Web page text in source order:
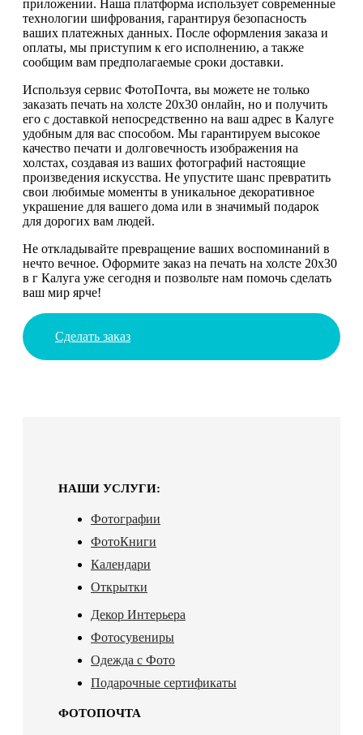
приложении. Наша платформа использует современные
технологии шифрования, гарантируя безопасность
ваших платежных данных. После оформления заказа и
оплаты, мы приступим к его исполнению, а также
сообщим вам предполагаемые сроки доставки.
Используя сервис ФотоПочта, вы можете не только
заказать печать на холсте 20х30 онлайн, но и получить
его с доставкой непосредственно на ваш адрес в Калуге
удобным для вас способом. Мы гарантируем высокое
качество печати и долговечность изображения на
холстах, создавая из ваших фотографий настоящие
произведения искусства. Не упустите шанс превратить
свои любимые моменты в уникальное декоративное
украшение для вашего дома или в значимый подарок
для дорогих вам людей.
Не откладывайте превращение ваших воспоминаний в
нечто вечное. Оформите заказ на печать на холсте 20х30
в г Калуга уже сегодня и позвольте нам помочь сделать
ваш мир ярче!
Сделать заказ
НАШИ УСЛУГИ:
Фотографии
ФотоКниги
Календари
Открытки
Декор Интерьера
Фотосувениры
Одежда с Фото
Подарочные сертификаты
ФОТОПОЧТА